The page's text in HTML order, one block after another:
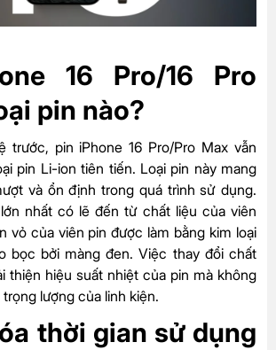
16 Pro/16 Pro
pin nào?
trước, pin iPhone 16 Pro/Pro Max vẫn
pin Li-ion tiên tiến. Loại pin này mang
và ổn định trong quá trình sử dụng.
nhất có lẽ đến từ chất liệu của viên
vỏ của viên pin được làm bằng kim loại
bọc bởi màng đen. Việc thay đổi chất
thiện hiệu suất nhiệt của pin mà không
lượng của linh kiện.
thời gian sử dụng